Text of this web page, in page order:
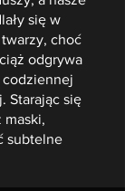
się w
choć
odgrywa
codziennej
Starając się
maski,
subtelne